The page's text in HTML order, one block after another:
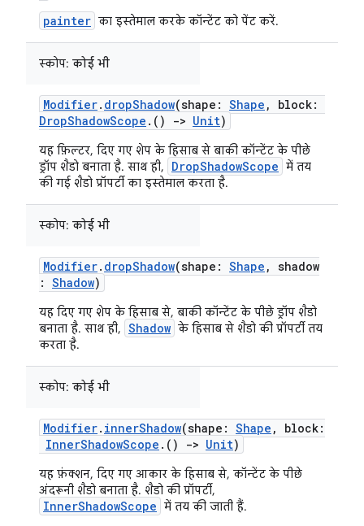
painter का इस्तेमाल करके कॉन्टेंट को पेंट करें.
स्कोप: कोई भी
Modifier. dropShadow(shape: Shape , block:
DropShadowScope .() -> Unit)
यह फ़िल्टर, दिए गए शेप के हिसाब से बाकी कॉन्टेंट के पीछे
ड्रॉप शैडो बनाता है. साथ ही,
DropShadowScope में तय
की गई शैडो प्रॉपर्टी का इस्तेमाल करता है.
स्कोप: कोई भी
Modifier. dropShadow(shape: Shape , shadow
: Shadow)
यह दिए गए शेप के हिसाब से, बाकी कॉन्टेंट के पीछे ड्रॉप शैडो
बनाता है. साथ ही, Shadow के हिसाब से शैडो की प्रॉपर्टी तय
करता है.
स्कोप: कोई भी
Modifier. innerShadow(shape: Shape , block:
InnerShadowScope .() -> Unit)
यह फ़ंक्शन, दिए गए आकार के हिसाब से, कॉन्टेंट के पीछे
अंदरूनी शैडो बनाता है. शैडो की प्रॉपर्टी,
InnerShadowScope में तय की जाती हैं.